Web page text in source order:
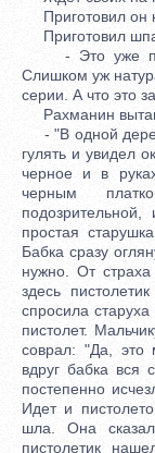
Приготовил он
Приготовил
- Это уже
Слишком уж
серии. А что это
Рахманин
- "В одной
гулять и увидел
черное и в
черным
простая
Бабка сразу
нужно. От
здесь
спросила
пистолет.
соврал: "Да, это
вдруг бабка вся
постепенно
Идет и
шла. Она
пистолетик